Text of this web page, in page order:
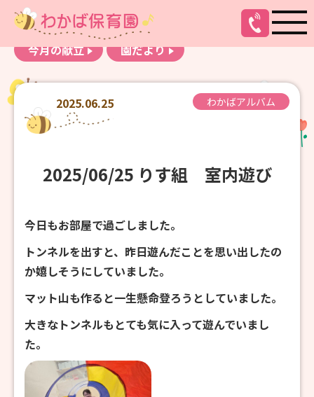
お知らせ
わかばアルバム
今月の献立
園だより
2025.06.25 わかばアルバム
2025/06/25 りす組 室内遊び
今日もお部屋で過ごしました。
トンネルを出すと、昨日遊んだことを思い出したの
か嬉しそうにしていました。
マット山も作ると一生懸命登ろうとしていました。
大きなトンネルもとても気に入って遊んでいまし
た。